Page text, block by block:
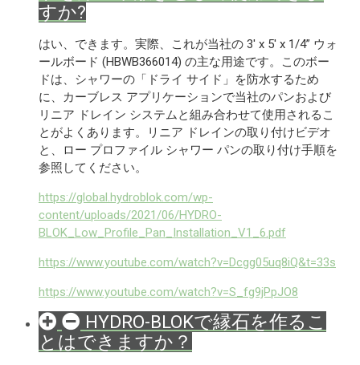
すか?
はい、できます。実際、これが当社の 3' x 5' x 1/4” ウォ
ールボード (HBWB366014) の主な用途です。このボー
ドは、シャワーの「ドライ サイド」を防水するため
に、カーブレス アプリケーションで当社のパンおよび
リニア ドレイン システムと組み合わせて使用されるこ
とがよくあります。リニア ドレインの取り付けビデオ
と、ロー プロファイル シャワー パンの取り付け手順を
参照してください。
https://global.hydroblok.com/wp-
content/uploads/2021/06/HYDRO-
BLOK_Low_Profile_Pan_Installation_V1_6.pdf
https://www.youtube.com/watch?v=Dcgg05uq8iQ&t=33s
https://www.youtube.com/watch?v=S_fg9jPpJO8
HYDRO-BLOKで縁石を作るこ
とはできますか？